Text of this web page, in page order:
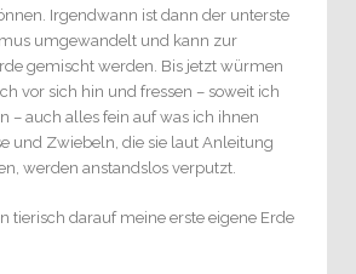
Irgendwann ist dann der unterste
umgewandelt und kann zur
gemischt werden. Bis jetzt würmen
vor sich hin und fressen – soweit ich
– auch alles fein auf was ich ihnen
und Zwiebeln, die sie laut Anleitung
werden anstandslos verputzt.
tierisch darauf meine erste eigene Erde